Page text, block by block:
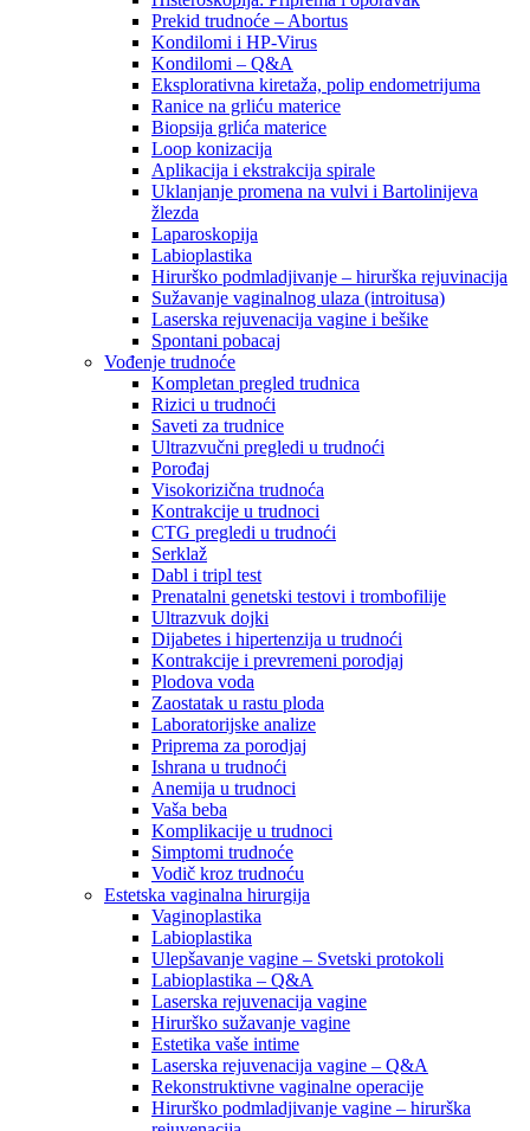
Prekid trudnoće – Abortus
Kondilomi i HP-Virus
Kondilomi – Q&A
Eksplorativna kiretaža, polip endometrijuma
Ranice na grliću materice
Biopsija grlića materice
Loop konizacija
Aplikacija i ekstrakcija spirale
Uklanjanje promena na vulvi i Bartolinijeva
žlezda
Laparoskopija
Labioplastika
Hirurško podmladjivanje – hirurška rejuvinacija
Sužavanje vaginalnog ulaza (introitusa)
Laserska rejuvenacija vagine i bešike
Spontani pobacaj
Vođenje trudnoće
Kompletan pregled trudnica
Rizici u trudnoći
Saveti za trudnice
Ultrazvučni pregledi u trudnoći
Porođaj
Visokorizična trudnoća
Kontrakcije u trudnoci
CTG pregledi u trudnoći
Serklaž
Dabl i tripl test
Prenatalni genetski testovi i trombofilije
Ultrazvuk dojki
Dijabetes i hipertenzija u trudnoći
Kontrakcije i prevremeni porodjaj
Plodova voda
Zaostatak u rastu ploda
Laboratorijske analize
Priprema za porodjaj
Ishrana u trudnoći
Anemija u trudnoci
Vaša beba
Komplikacije u trudnoci
Simptomi trudnoće
Vodič kroz trudnoću
Estetska vaginalna hirurgija
Vaginoplastika
Labioplastika
Ulepšavanje vagine – Svetski protokoli
Labioplastika – Q&A
Laserska rejuvenacija vagine
Hirurško sužavanje vagine
Estetika vaše intime
Laserska rejuvenacija vagine – Q&A
Rekonstruktivne vaginalne operacije
Hirurško podmladjivanje vagine – hirurška